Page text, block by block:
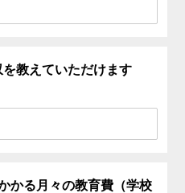
教えていただけます
かる月々の教育費（学校